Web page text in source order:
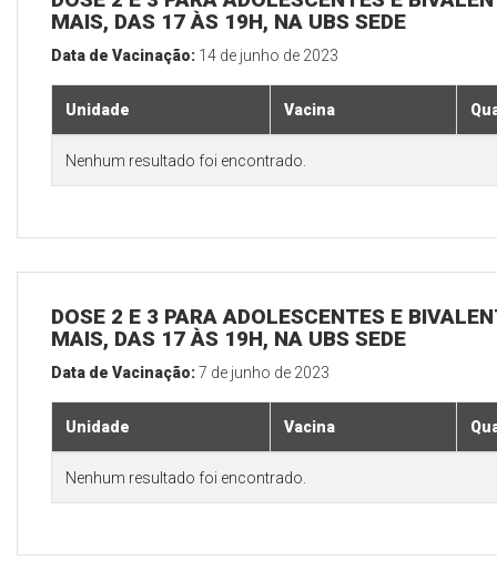
MAIS, DAS 17 ÀS 19H, NA UBS SEDE
Data de Vacinação: 14 de junho de 2023
Unidade Vacina
Nenhum resultado foi encontrado.
DOSE 2 E 3 PARA ADOLESCENTES E
MAIS, DAS 17 ÀS 19H, NA UBS SEDE
Data de Vacinação:7 de junho de 2023
Unidade Vacina
Nenhum resultado foi encontrado.